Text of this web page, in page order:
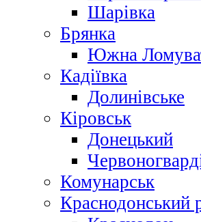
Шарівка
Брянка
Южна
Кадіївка
Долинівське
Кіровськ
Донецький
Комунарськ
Краснодонський